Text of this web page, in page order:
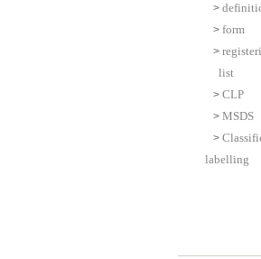
>
> form
>
list
> CLP
> MSDS
>
labelling